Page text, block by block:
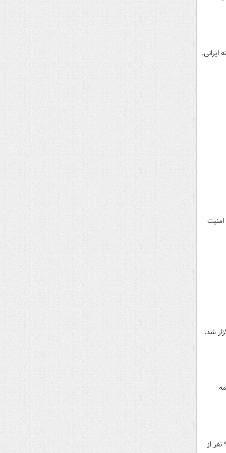
دفاع مقدس و ۳ شهید مدافع امنیت
رئیس دانشگاه علوم پزشکی گیلان اعلام کرد: ۱۹ نفر به دلیل مسمومیت الکلی در رشت به بیمارستان انتقال یافتند که ۹ نفر از